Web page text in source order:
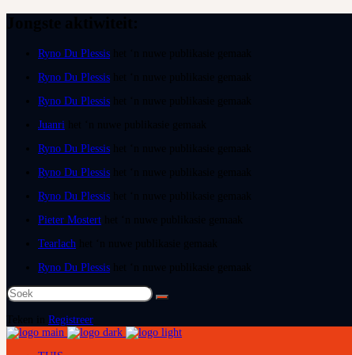
Ryno Du Plessis
Ryno Du Plessis
Ryno Du Plessis
Juanri
Ryno Du Plessis
Ryno Du Plessis
Ryno Du Plessis
Pieter Mostert
Tearlach
Ryno Du Plessis
Soek
na:
Registreer